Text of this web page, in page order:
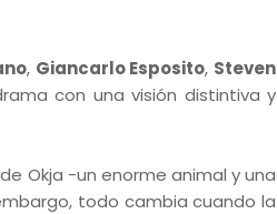
, Giancarlo Esposito, Steven
con una visión distintiva y
Okja -un enorme animal y una
todo cambia cuando la